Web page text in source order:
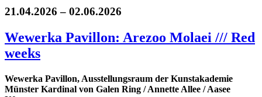
21.04.2026 – 02.06.2026
Wewerka Pavillon: Arezoo Molaei /// Red
weeks
Wewerka Pavillon, Ausstellungsraum der Kunstakademie
Münster Kardinal von Galen Ring / Annette Allee / Aasee